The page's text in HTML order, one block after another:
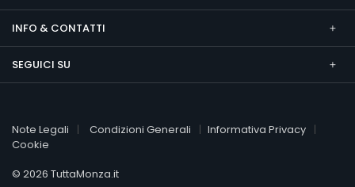
INFO & CONTATTI
SEGUICI SU
Note Legali Condizioni Generali
Informativa Privacy
Cookie
© 2026 TuttaMonza.it